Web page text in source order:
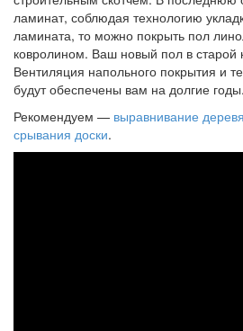
ламинат, соблюдая технологию
ламината, то можно покрыть пол
ковролином. Ваш новый пол в старой
Вентиляция напольного покрытия и
будут обеспечены вам на долгие годы.
Рекомендуем — выравнивание
срывания доски.